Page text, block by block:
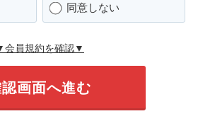
同意しない
会員規約を確認▼